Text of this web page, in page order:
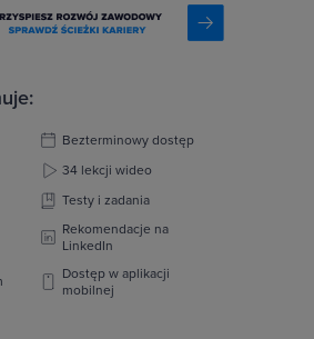
Bezterminowy dostęp
34 lekcji wideo
Testy i zadania
Rekomendacje na
LinkedIn
Dostęp w aplikacji
mobilnej